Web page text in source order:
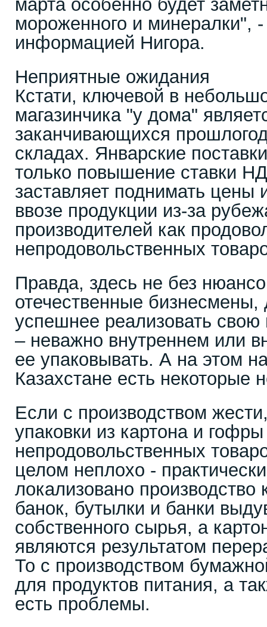
марта особенно будет
мороженного и минералки",
информацией Нигора.
Неприятные ожидания
Кстати, ключевой в
магазинчика "у дома"
заканчивающихся
складах. Январские
только повышение ставки
заставляет поднимать цены
ввозе продукции из-за
производителей как
непродовольственных
Правда, здесь не без
отечественные бизнесмены,
успешнее реализовать
– неважно внутреннем или
ее упаковывать. А на этом
Казахстане есть некоторые
Если с производством
упаковки из картона и
непродовольственных
целом неплохо -
локализовано
банок, бутылки и банки
собственного сырья, а
являются результатом
То с производством
для продуктов питания, а
есть проблемы.